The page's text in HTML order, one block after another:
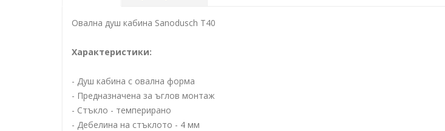
Овална душ кабина Sanodusch T40
Характеристики:
- Душ кабина с овална форма
- Предназначена за ъглов монтаж
- Стъкло - темперирано
- Дебелина на стъклото - 4 мм